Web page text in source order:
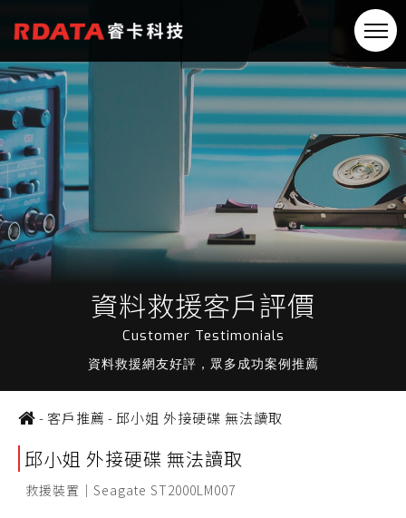
資料救援客戶評價
Customer Testimonials
資料救援網友好評，眾多成功案例推薦
-客戶推薦 - 邱小姐 外接硬碟 無法讀取
邱小姐 外接硬碟 無法讀取
救援裝置｜Seagate ST2000LM007